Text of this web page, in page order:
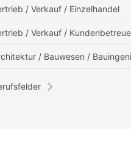
/ Verkauf / Einzelhandel
/ Verkauf /
/ Bauwesen /